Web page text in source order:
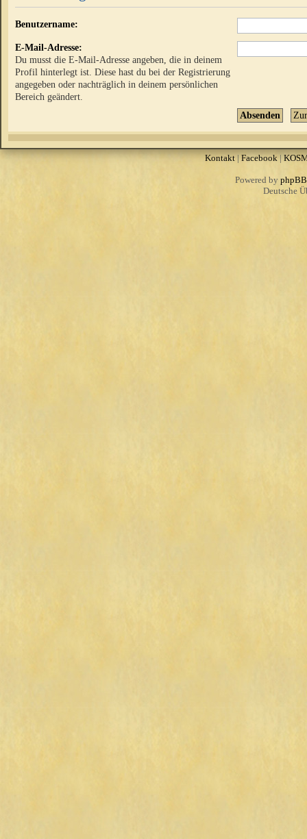
Benutzername:
E-Mail-Adresse:
Du musst die E-Mail-Adresse angeben, die in deinem
Profil hinterlegt ist. Diese hast du bei der Registrierung
angegeben oder nachträglich in deinem persönlichen
Bereich geändert.
Kontakt| Facebook |
Powered by phpBB
Deutsche